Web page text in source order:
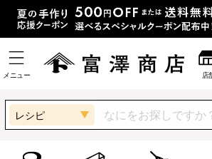
メニュー 店
レシピ